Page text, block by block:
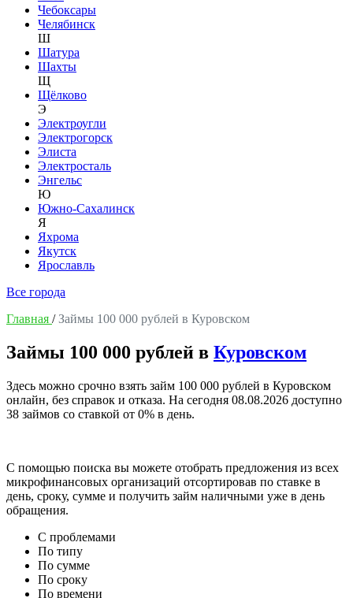
Чебоксары
Челябинск
Ш
Шатура
Шахты
Щ
Щёлково
Э
Электроугли
Электрогорск
Элиста
Электросталь
Энгельс
Ю
Южно-Сахалинск
Я
Яхрома
Якутск
Ярославль
Все города
Главная /Займы 100 000 рублей в Куровском
Займы 100 000 рублей в Куровском
Здесь можно срочно взять займ 100 000 рублей в Куровском
онлайн, без справок и отказа. На сегодня 08.08.2026 доступно
38 займов со ставкой от 0% в день.
С помощью поиска вы можете отобрать предложения из всех
микрофинансовых организаций отсортировав по ставке в
день, сроку, сумме и получить займ наличными уже в день
обращения.
С проблемами
По типу
По сумме
По сроку
По времени